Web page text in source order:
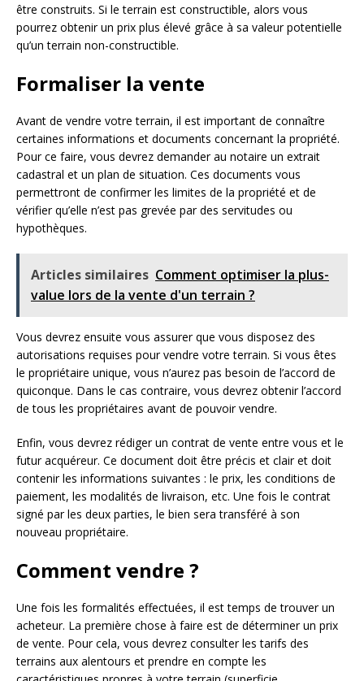
être construits. Si le terrain est constructible, alors vous
pourrez obtenir un prix plus élevé grâce à sa valeur potentielle
qu’un terrain non-constructible.
Formaliser la vente
Avant de vendre votre terrain, il est important de connaître
certaines informations et documents concernant la propriété.
Pour ce faire, vous devrez demander au notaire un extrait
cadastral et un plan de situation. Ces documents vous
permettront de confirmer les limites de la propriété et de
vérifier qu’elle n’est pas grevée par des servitudes ou
hypothèques.
Articles similaires Comment optimiser la plus-
value lors de la vente d'un terrain ?
Vous devrez ensuite vous assurer que vous disposez des
autorisations requises pour vendre votre terrain. Si vous êtes
le propriétaire unique, vous n’aurez pas besoin de l’accord de
quiconque. Dans le cas contraire, vous devrez obtenir l’accord
de tous les propriétaires avant de pouvoir vendre.
Enfin, vous devrez rédiger un contrat de vente entre vous et le
futur acquéreur. Ce document doit être précis et clair et doit
contenir les informations suivantes : le prix, les conditions de
paiement, les modalités de livraison, etc. Une fois le contrat
signé par les deux parties, le bien sera transféré à son
nouveau propriétaire.
Comment vendre ?
Une fois les formalités effectuées, il est temps de trouver un
acheteur. La première chose à faire est de déterminer un prix
de vente. Pour cela, vous devrez consulter les tarifs des
terrains aux alentours et prendre en compte les